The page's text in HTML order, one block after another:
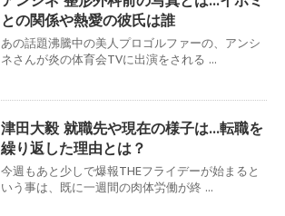
との関係や熱愛の彼氏は誰
あの話題沸騰中の美人プロゴルファーの、アンシ
ネさんが炎の体育会TVに出演をされる ...
津田大毅 就職先や現在の様子は…転職を
繰り返した理由とは？
今週もあと少しで爆報THEフライデーが始まると
いう事は、既に一週間の肉体労働が終 ...